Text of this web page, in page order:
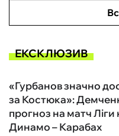
ЕКСКЛЮЗИВ
«Гурбанов значно
за Костюка»:
прогноз на матч
Динамо – Карабах